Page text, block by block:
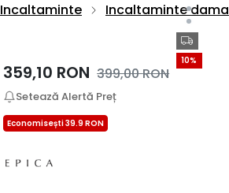
Incaltaminte Incaltaminte dama
10%
359,10 RON 399,00RON
Setează Alertă Preț
Economisești 39.9 RON